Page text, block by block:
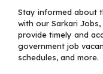
Stay informed about
with our Sarkari Jobs,
provide timely and
government job
schedules, and more.